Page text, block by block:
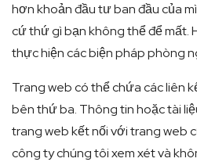
hơn khoản đầu tư ban đầu của
cứ thứ gì bạn không thể để mất.
thực hiện các biện pháp phòng
Trang web có thể chứa các liên
bên thứ ba. Thông tin hoặc tài
trang web kết nối với trang web
công ty chúng tôi xem xét và